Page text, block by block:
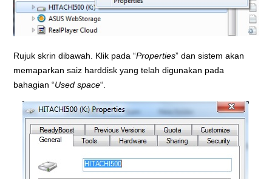
Rujuk skrin dibawah. Klik pada “Properties” dan sistem akan
memaparkan saiz harddisk yang telah digunakan pada
bahagian “Used space“.